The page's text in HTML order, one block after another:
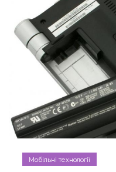
Мобільні технології